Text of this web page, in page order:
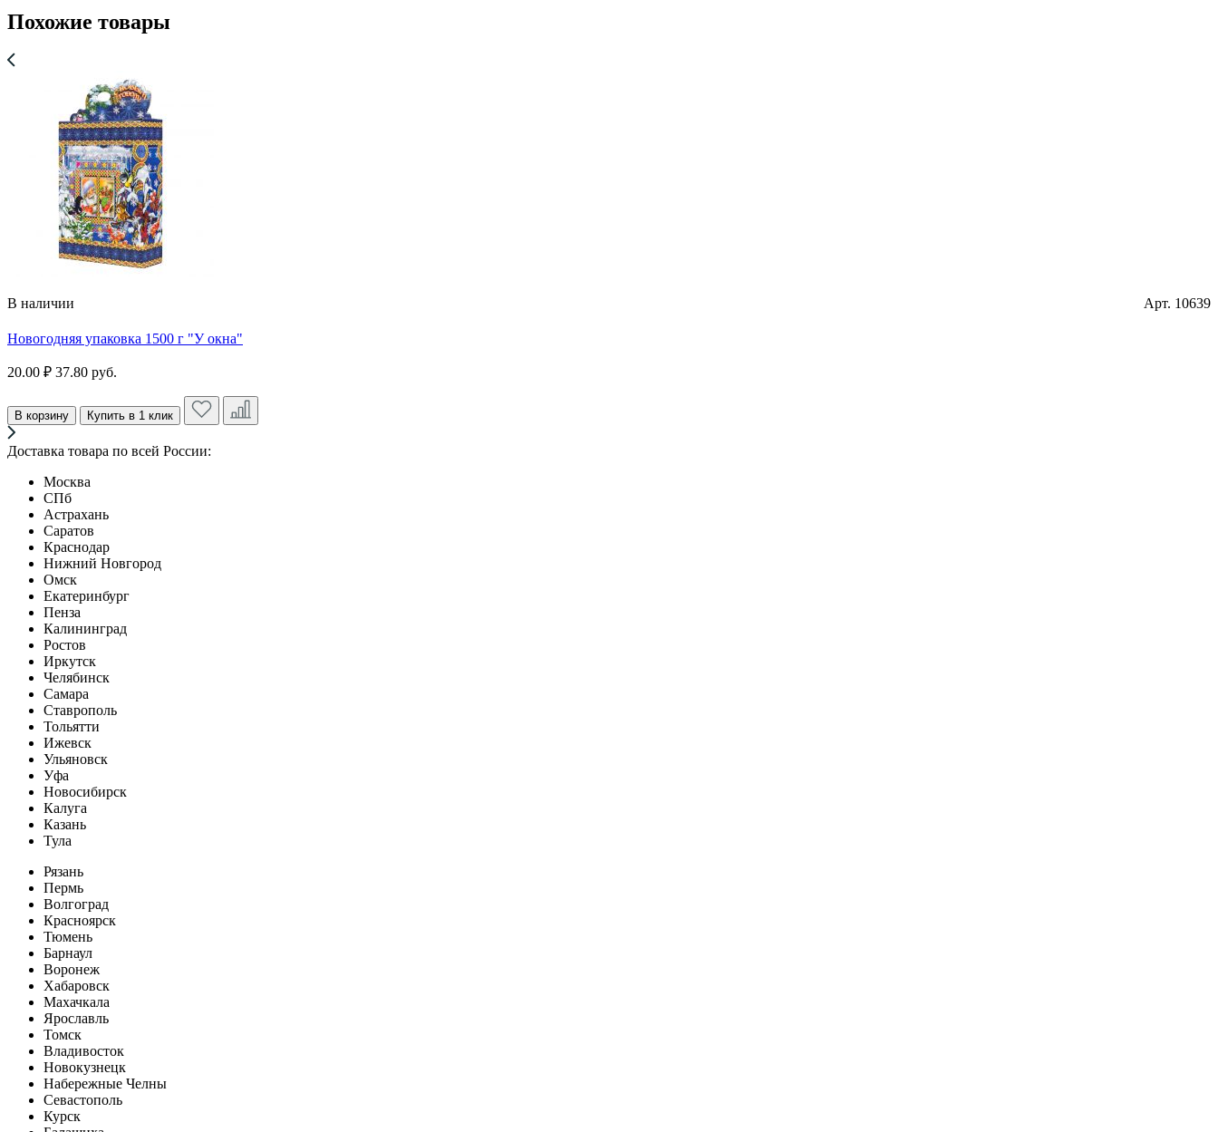
Похожие товары
В наличии Арт. 10639
Новогодняя упаковка 1500 г "У окна"
20.00 ₽ 37.80 руб.
В корзину Купить в 1 клик
Доставка товара по всей России:
Москва
СПб
Астрахань
Саратов
Краснодар
Нижний Новгород
Омск
Екатеринбург
Пенза
Калининград
Ростов
Иркутск
Челябинск
Самара
Ставрополь
Тольятти
Ижевск
Ульяновск
Уфа
Новосибирск
Калуга
Казань
Тула
Рязань
Пермь
Волгоград
Красноярск
Тюмень
Барнаул
Воронеж
Хабаровск
Махачкала
Ярославль
Томск
Владивосток
Новокузнецк
Набережные Челны
Севастополь
Курск